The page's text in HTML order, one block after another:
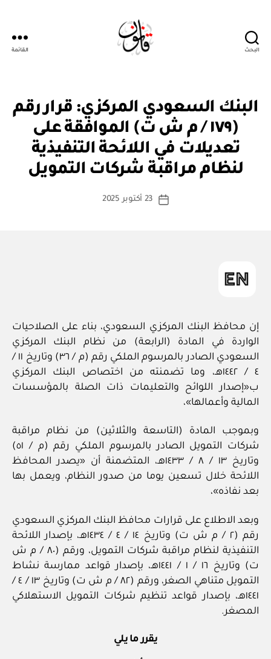
البحث القائمة
التصنيفات
رالبنك السعودي المركزي: قرار رقم
(١٧٩ / م ش ت) الموافقة على
تعديلات في اللائحة التنفيذية
لنظام مراقبة شركات التمويل
كاتب
بو
ا
س
ة
تاريخ
23 أكتوبر 2025
إن محافظ البنك المركزي السعودي، بناء على الصلاحيات
الواردة في المادة (الرابعة) من نظام البنك المركزي
السعودي الصادر بالمرسوم الملكي رقم (م / ٣٦) وتاريخ ١١ /
٤ / ١٤٤٢هـ، وما تضمنته من اختصاص البنك المركزي
ب«إصدار اللوائح والتعليمات ذات الصلة بالمؤسسات
المالية وأعمالها»،
وبموجب المادة (التاسعة والثلاثين) من نظام مراقبة
شركات التمويل الصادر بالمرسوم الملكي رقم (م / ٥١)
وتاريخ ١٣ / ٨ / ١٤٣٣هـ، المتضمنة أن «يصدر المحافظ
اللائحة خلال تسعين يوما من صدور النظام، ويعمل بها
بعد نفاذه»،
وبعد الاطلاع على قرارات محافظ البنك المركزي السعودي
رقم (٢ / م ش ت) وتاريخ ١٤ / ٤ / ١٤٣٤هـ، بإصدار اللائحة
التنفيذية لنظام مراقبة شركات التمويل، ورقم (٨٠ / م ش
ت) وتاريخ ١٦ / ١ / ١٤٤١هـ، بإصدار قواعد ممارسة نشاط
التمويل متناهي الصغر، ورقم (٨٢ / م ش ت) وتاريخ ١٣ / ٤ /
١٤٤١هـ، بإصدار قواعد تنظيم شركات التمويل الاستهلاكي
المصغر.
يقرر ما يلي